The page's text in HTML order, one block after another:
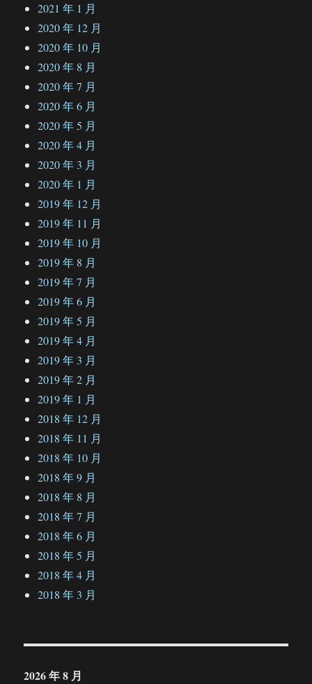
2021 年 1 月
2020 年 12 月
2020 年 10 月
2020 年 8 月
2020 年 7 月
2020 年 6 月
2020 年 5 月
2020 年 4 月
2020 年 3 月
2020 年 1 月
2019 年 12 月
2019 年 11 月
2019 年 10 月
2019 年 8 月
2019 年 7 月
2019 年 6 月
2019 年 5 月
2019 年 4 月
2019 年 3 月
2019 年 2 月
2019 年 1 月
2018 年 12 月
2018 年 11 月
2018 年 10 月
2018 年 9 月
2018 年 8 月
2018 年 7 月
2018 年 6 月
2018 年 5 月
2018 年 4 月
2018 年 3 月
2026 年 8 月